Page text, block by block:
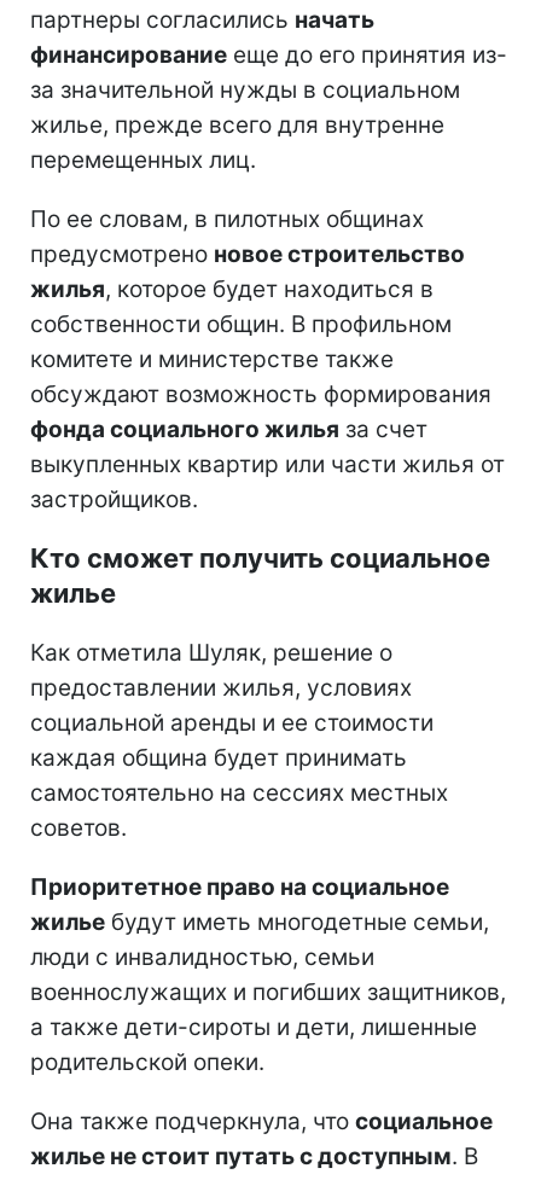
партнеры согласились начать
финансирование еще до его принятия из-
за значительной нужды в социальном
жилье, прежде всего для внутренне
перемещенных лиц.
По ее словам, в пилотных общинах
предусмотрено новое строительство
жилья, которое будет находиться в
собственности общин. В профильном
комитете и министерстве также
обсуждают возможность формирования
фонда социального жилья за счет
выкупленных квартир или части жилья от
застройщиков.
Кто сможет получить социальное
жилье
Как отметила Шуляк, решение о
предоставлении жилья, условиях
социальной аренды и ее стоимости
каждая община будет принимать
самостоятельно на сессиях местных
советов.
Приоритетное право на социальное
жилье будут иметь многодетные семьи,
люди с инвалидностью, семьи
военнослужащих и погибших защитников,
а также дети-сироты и дети, лишенные
родительской опеки.
Она также подчеркнула, что социальное
жилье не стоит путать с доступным. В